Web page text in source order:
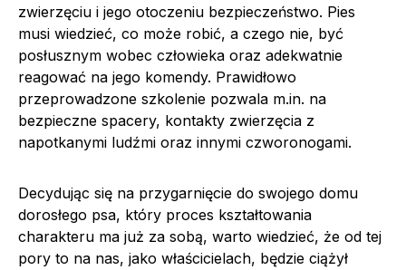
zwierzęciu i jego otoczeniu bezpieczeństwo. Pies
musi wiedzieć, co może robić, a czego nie, być
posłusznym wobec człowieka oraz adekwatnie
reagować na jego komendy. Prawidłowo
przeprowadzone szkolenie pozwala m.in. na
bezpieczne spacery, kontakty zwierzęcia z
napotkanymi ludźmi oraz innymi czworonogami.
Decydując się na przygarnięcie do swojego domu
dorosłego psa, który proces kształtowania
charakteru ma już za sobą, warto wiedzieć, że od tej
pory to na nas, jako właścicielach, będzie ciążył